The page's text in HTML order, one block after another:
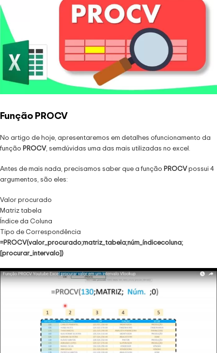
Função PROCV
No artigo de hoje, apresentaremos em detalhes ofuncionamento da
função PROCV, semdúvidas uma das mais utilizadas no excel.
Antes de mais nada, precisamos saber que a função PROCVpossui 4
argumentos, são eles:
Valor procurado
Matriz tabela
Índice da Coluna
Tipo de Correspondência
=PROCV(valor_procurado;matriz_tabela;núm_índicecoluna;
[procurar_intervalo])